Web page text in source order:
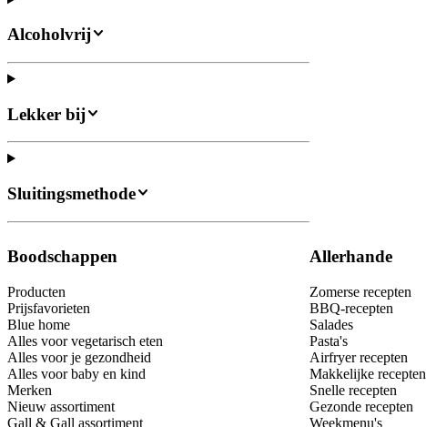
Alcoholvrij
Lekker bij
Sluitingsmethode
Boodschappen
Producten
Prijsfavorieten
Blue home
Alles voor vegetarisch eten
Alles voor je gezondheid
Alles voor baby en kind
Merken
Nieuw assortiment
Gall & Gall assortiment
Allerhande
Zomerse recepten
BBQ-recepten
Salades
Pasta's
Airfryer recepten
Makkelijke recepten
Snelle recepten
Gezonde recepten
Weekmenu's